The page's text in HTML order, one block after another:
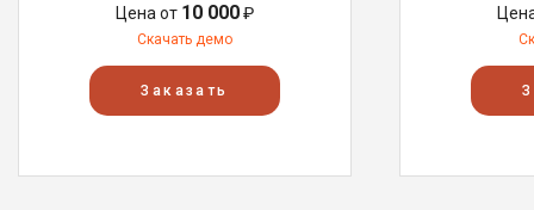
Цена от 10 000₽
Скачать демо
Заказать